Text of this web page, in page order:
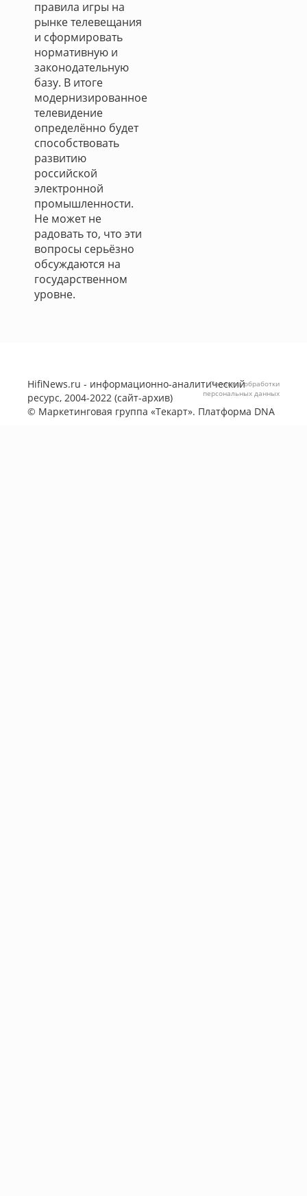
правила игры на
рынке телевещания
и сформировать
нормативную и
законодательную
базу. В итоге
модернизированное
телевидение
определённо будет
способствовать
развитию
российской
электронной
промышленности.
Не может не
радовать то, что эти
вопросы серьёзно
обсуждаются на
государственном
уровне.
HifiNews.ru - информационно-аналитический
ресурс, 2004-2022 (сайт-архив)
© Маркетинговая группа «Текарт». Платформа DNA
Политика обработки
персональных данных